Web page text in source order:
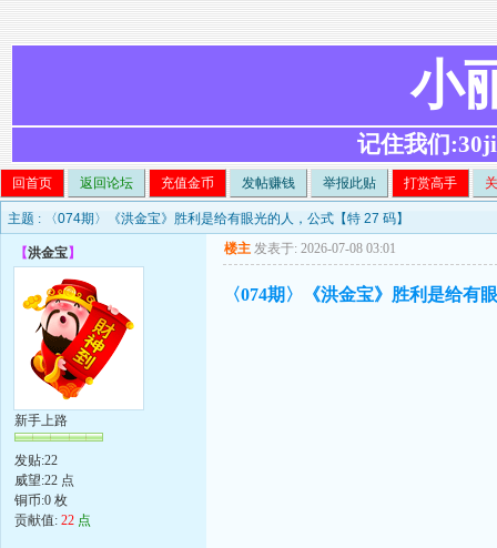
小
记住我们
回首页 返回论坛 充值金币 发帖赚钱 举报此贴 打赏高手
主题 : 〈074期〉《洪金宝》胜利是给有眼光的人，公式【特 27 码】
【洪金宝】
新手上路
发贴:22
威望:22 点
铜币:0 枚
贡献值: 22 点
楼主 发表于: 2026-07-08 03:01
〈074期〉《洪金宝》胜利是给有